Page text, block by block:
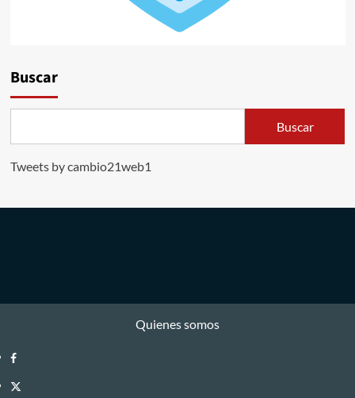
Buscar
Buscar
Tweets by cambio21web1
Quienes somos
Facebook
Twitter